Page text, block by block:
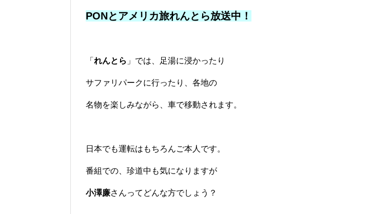
PONとアメリカ旅れんとら放送中！
「 れんとら 」では、足湯に浸かったり
サファリパークに行ったり、各地の
名物を楽しみながら、車で移動されます。
日本でも運転はもちろんご本人です。
番組での、珍道中も気になりますが
小澤廉さんってどんな方でしょう？